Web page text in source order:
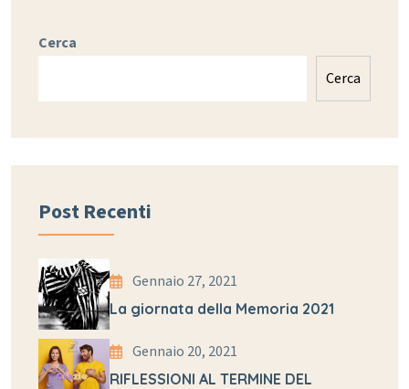
Cerca
Cerca
Post Recenti
Gennaio 27, 2021
La giornata della Memoria 2021
Gennaio 20, 2021
RIFLESSIONI AL TERMINE DEL